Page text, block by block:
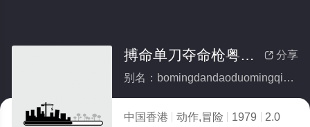
 分享
搏命单刀夺命枪粤语(全集)
别名：bomingdandaoduomingqiangyueyu
中国香港 动作,冒险 1979
2.0